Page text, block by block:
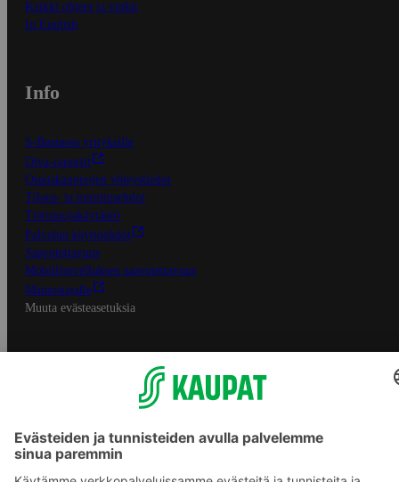
Kaikki ohjeet ja vinkit
In English
Info
S-Business yrityksille
Oiva-raportit
Osuuskauppojen yhteystiedot
Tilaus- ja toimitusehdot
Tietosuojakäytäntö
Palvelun käyttöehdot
Saavutettavuus
Mobiilisovelluksen saavutettavuus
Mainostajalle
Muuta evästeasetuksia
S-ryhmän palvelut
Asiakasomistajuus